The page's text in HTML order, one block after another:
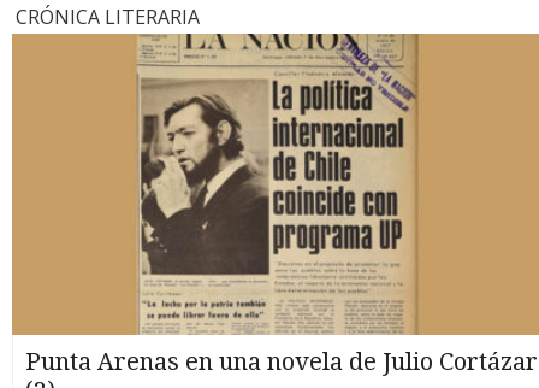
CRÓNICA LITERARIA
Punta Arenas en una novela de Julio Cortázar